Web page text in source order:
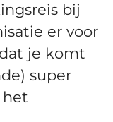
bij
er voor
je komt
super
het